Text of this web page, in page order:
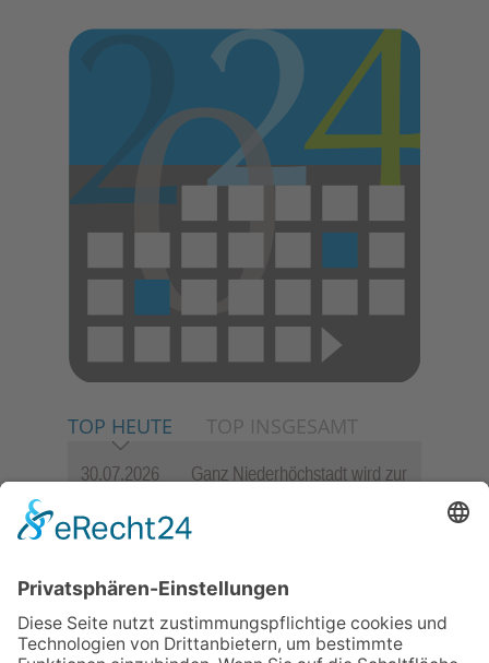
TOP HEUTE TOP INSGESAMT
30.07.2026
Ganz Niederhöchstadt wird zur
06.08.2026
Jugendchor Hochtaunus
Programm „Changes“
Sommerabend: Der Rettershof